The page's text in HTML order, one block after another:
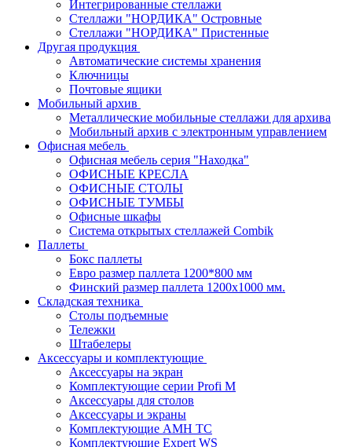
Интегрированные стеллажи
Стеллажи "НОРДИКА" Островные
Стеллажи "НОРДИКА" Пристенные
Другая продукция
Автоматические системы хранения
Ключницы
Почтовые ящики
Мобильный архив
Металлические мобильные стеллажи для архива
Мобильный архив с электронным управлением
Офисная мебель
Офисная мебель серия "Находка"
ОФИСНЫЕ КРЕСЛА
ОФИСНЫЕ СТОЛЫ
ОФИСНЫЕ ТУМБЫ
Офисные шкафы
Система открытых стеллажей Combik
Паллеты
Бокс паллеты
Евро размер паллета 1200*800 мм
Финский размер паллета 1200х1000 мм.
Складская техника
Столы подъемные
Тележки
Штабелеры
Аксессуары и комплектующие
Аксессуары на экран
Комплектующие серии Profi M
Аксессуары для столов
Аксессуары и экраны
Комплектующие AMH TC
Комплектующие Expert WS